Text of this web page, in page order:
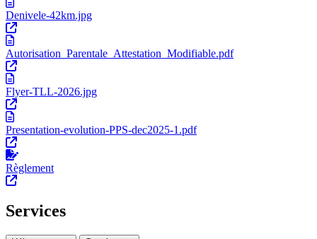
Denivele-42km.jpg
Autorisation_Parentale_Attestation_Modifiable.pdf
Flyer-TLL-2026.jpg
Presentation-evolution-PPS-dec2025-1.pdf
Règlement
Services